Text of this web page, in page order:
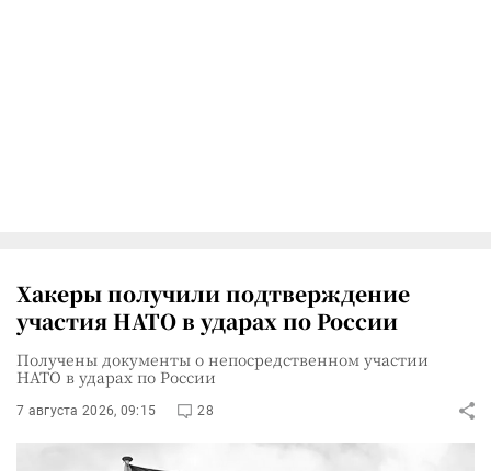
Хакеры получили подтверждение
участия НАТО в ударах по России
Получены документы о непосредственном участии
НАТО в ударах по России
7 августа 2026, 09:15 28